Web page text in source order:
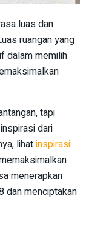
luas dan
ruangan yang
dalam memilih
tapi
dari
lihatinspirasi
menerapkan
dan menciptakan